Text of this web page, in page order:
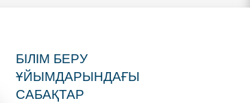
БІЛІМ БЕРУ
ҰЙЫМДАРЫНДАҒЫ
САБАҚТАР